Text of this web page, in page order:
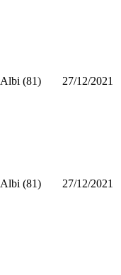
Albi (81) 27/12/2021
Albi (81) 27/12/2021